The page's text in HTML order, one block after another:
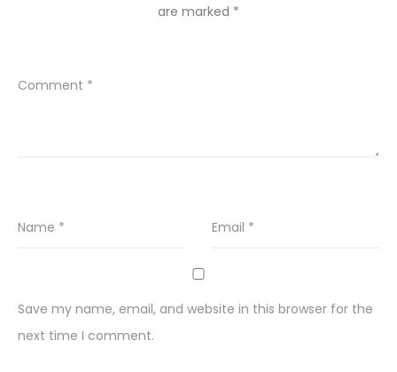
are marked *
Comment *
Name * Email *
Save my name, email, and website in this browser for the
next time I comment.